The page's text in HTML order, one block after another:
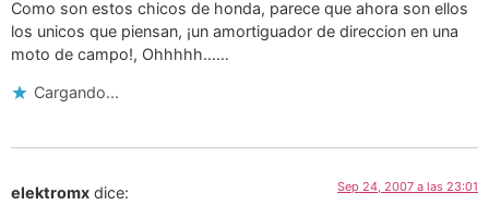
Como son estos chicos de honda, parece que ahora son ellos
los unicos que piensan, ¡un amortiguador de direccion en una
moto de campo!, Ohhhhh……
Cargando...
elektromx dice: Sep 24, 2007 a las 23:01